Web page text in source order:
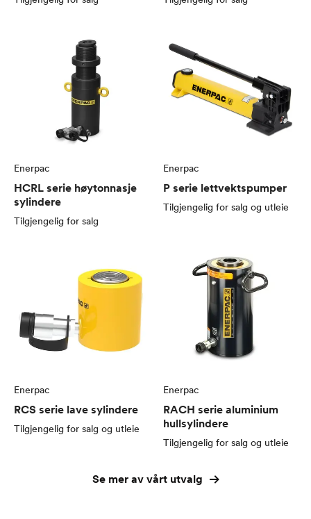
Enerpac
HCRL serie høytonnasje
sylindere
Tilgjengelig for salg
Enerpac
P serie lettvektspumper
Tilgjengelig for salg og utleie
Enerpac
RCS serie lave sylindere
Tilgjengelig for salg og utleie
Enerpac
RACH serie aluminium
hullsylindere
Tilgjengelig for salg og utleie
Se mer av vårt utvalg